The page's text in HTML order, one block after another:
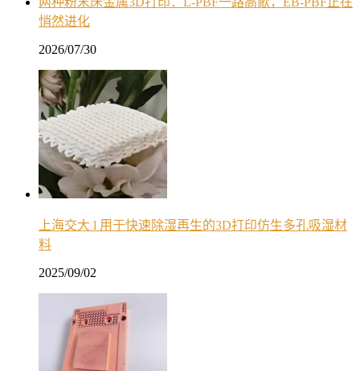
悄然进化
2026/07/30
上海交大 l 用于快速除湿再生的3D打印仿生多孔吸湿材
料
2025/09/02